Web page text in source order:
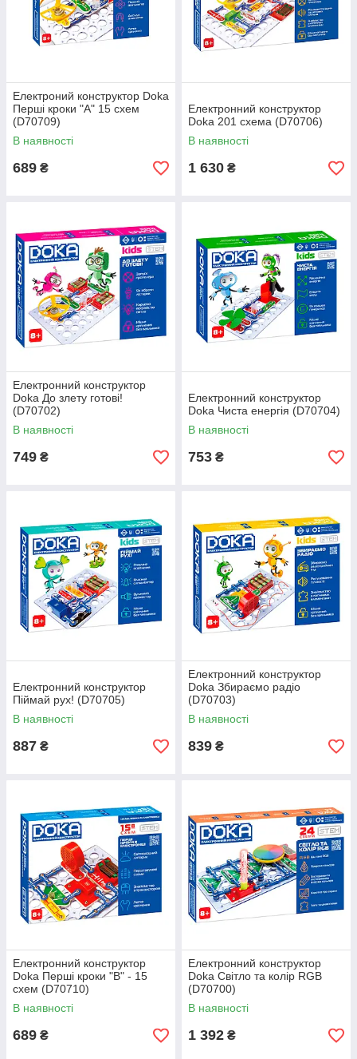
Електроний конструктор Doka
Перші кроки "А" 15 схем
(D70709)
В наявності
689 ₴
Електронний конструктор
Doka 201 схема (D70706)
В наявності
1 630 ₴
Електронний конструктор
Doka До злету готові!
(D70702)
В наявності
749 ₴
Електронний конструктор
Doka Чиста енергія (D70704)
В наявності
753 ₴
Електронний конструктор
Піймай рух! (D70705)
В наявності
887 ₴
Електронний конструктор
Doka Збираємо радіо
(D70703)
В наявності
839 ₴
Електронний конструктор
Doka Перші кроки "В" - 15
схем (D70710)
В наявності
689 ₴
Електронний конструктор
Doka Світло та колір RGB
(D70700)
В наявності
1 392 ₴